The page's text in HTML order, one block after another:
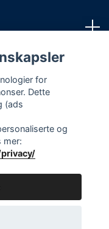
for
Dette
(ads
og
mer: